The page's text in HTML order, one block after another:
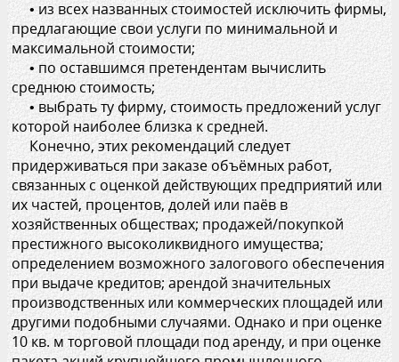
• из всех названных стоимостей исключить фирмы,
предлагающие свои услуги по минимальной и
максимальной стоимости;
• по оставшимся претендентам вычислить
среднюю стоимость;
• выбрать ту фирму, стоимость предложений услуг
которой наиболее близка к средней.
Конечно, этих рекомендаций следует
придерживаться при заказе объёмных работ,
связанных с оценкой действующих предприятий или
их частей, процентов, долей или паёв в
хозяйственных обществах; продажей/покупкой
престижного высоколиквидного имущества;
определением возможного залогового обеспечения
при выдаче кредитов; арендой значительных
производственных или коммерческих площадей или
другими подобными случаями. Однако и при оценке
10 кв. м торговой площади под аренду, и при оценке